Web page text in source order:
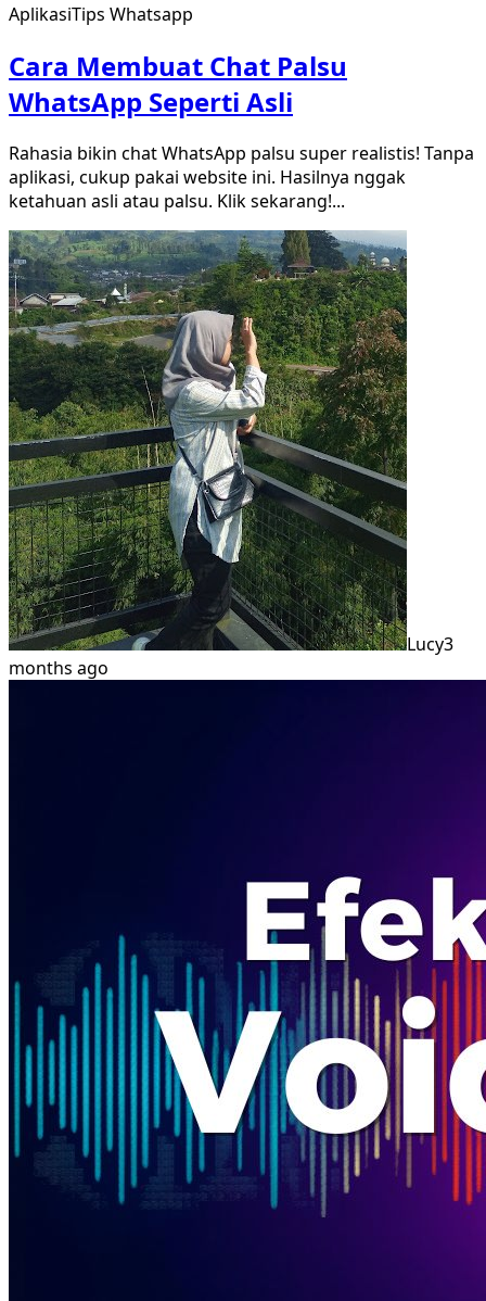
AplikasiTips Whatsapp
Cara Membuat Chat Palsu
WhatsApp Seperti Asli
Rahasia bikin chat WhatsApp palsu super realistis! Tanpa
aplikasi, cukup pakai website ini. Hasilnya nggak
ketahuan asli atau palsu. Klik sekarang!...
Lucy3
months ago